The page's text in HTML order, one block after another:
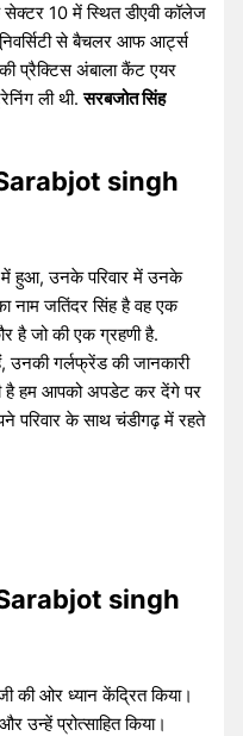
10 में स्थित डीएवी कॉलेज
से बैचलर आफ आर्ट्स
प्रैक्टिस अंबाला कैंट एयर
ली थी.सरबजोत सिंह
Sarabjot singh
में हुआ, उनके परिवार में उनके
नाम जतिंदर सिंह है वह एक
है जो की एक ग्रहणी है.
उनकी गर्लफ्रेंड की जानकारी
है हम आपको अपडेट कर देंगे पर
परिवार के साथ चंडीगढ़ में रहते
Sarabjot singh
की ओर ध्यान केंद्रित किया।
उन्हें प्रोत्साहित किया।